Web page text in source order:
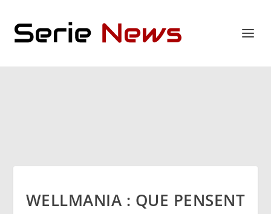
WELLMANIA : QUE PENSENT